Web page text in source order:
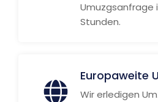
Umuzgsanfrage
Stunden.
Europaweite
Wir erledigen